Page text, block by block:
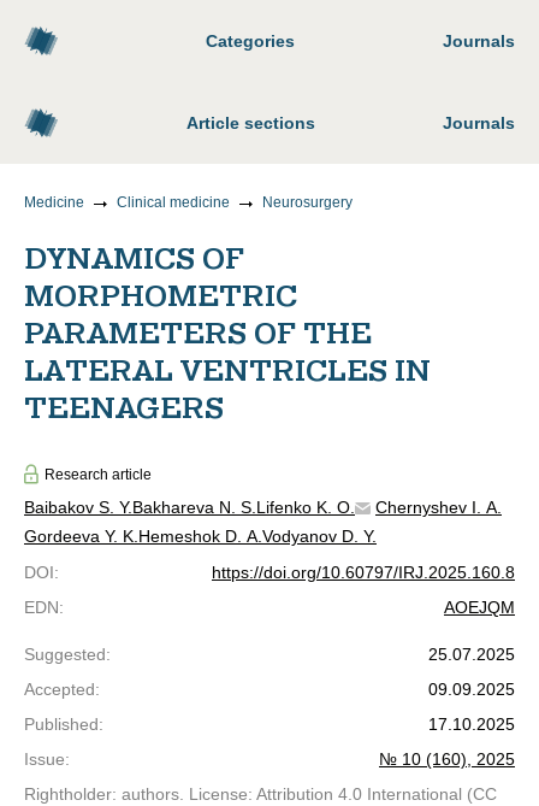
Categories Journals
Article sections Journals
Medicine Clinical medicine Neurosurgery
DYNAMICS OF
MORPHOMETRIC
PARAMETERS OF THE
LATERAL VENTRICLES IN
TEENAGERS
Research article
Baibakov S. Y.Bakhareva N. S. Lifenko K. O.
Chernyshev I. A.
Gordeeva Y. K. Hemeshok D. A. Vodyanov D. Y.
DOI:
https://doi.org/10.60797/IRJ.2025.160.8
EDN: AOEJQM
Suggested:
25.07.2025
Accepted:
09.09.2025
Published:
17.10.2025
Issue:
№ 10 (160), 2025
Rightholder: authors. License: Attribution 4.0 International (CC